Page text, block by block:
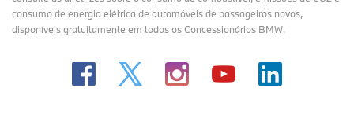
consumo de energia elétrica de automóveis de passageiros novos,
disponíveis gratuitamente em todos os Concessionários BMW.